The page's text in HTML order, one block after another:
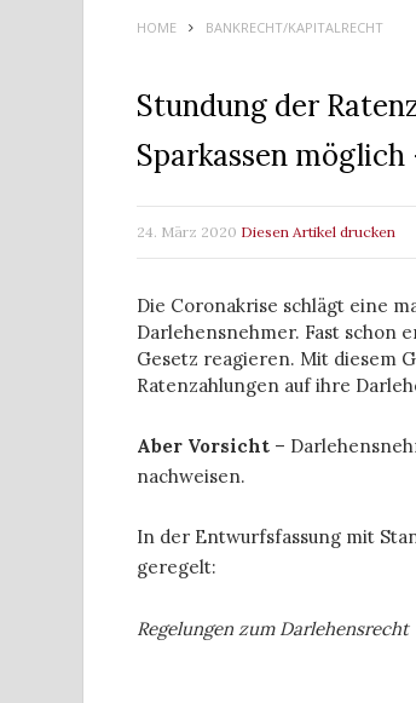
HOME BANKRECHT/KAPITALRECHT
Stundung der
Sparkassen
24. März 2020 Diesen Artikel drucken
Die Coronakrise schlägt eine
Darlehensnehmer. Fast schon
Gesetz reagieren. Mit diesem
Ratenzahlungen auf ihre
Aber Vorsicht –
nachweisen.
In der Entwurfsfassung mit
geregelt:
Regelungen zum Darlehensrecht